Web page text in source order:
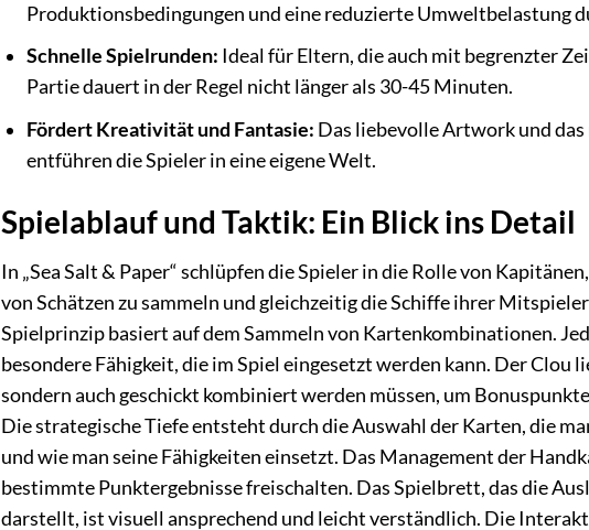
Produktionsbedingungen und eine reduzierte Umweltbelastung
Schnelle Spielrunden: Ideal für Eltern, die auch mit begrenzter
Partie dauert in der Regel nicht länger als 30-45 Minuten.
Fördert Kreativität und Fantasie: Das liebevolle Artwork und
entführen die Spieler in eine eigene Welt.
Spielablauf und Taktik: Ein Blick ins Detail
In „Sea Salt & Paper“ schlüpfen die Spieler in die Rolle von
von Schätzen zu sammeln und gleichzeitig die Schiffe ihrer
Spielprinzip basiert auf dem Sammeln von Kartenkombinationen.
besondere Fähigkeit, die im Spiel eingesetzt werden kann. Der Clou
sondern auch geschickt kombiniert werden müssen, um
Die strategische Tiefe entsteht durch die Auswahl der Karten, die
und wie man seine Fähigkeiten einsetzt. Das Management der
bestimmte Punktergebnisse freischalten. Das Spielbrett, das die
darstellt, ist visuell ansprechend und leicht verständlich. Die